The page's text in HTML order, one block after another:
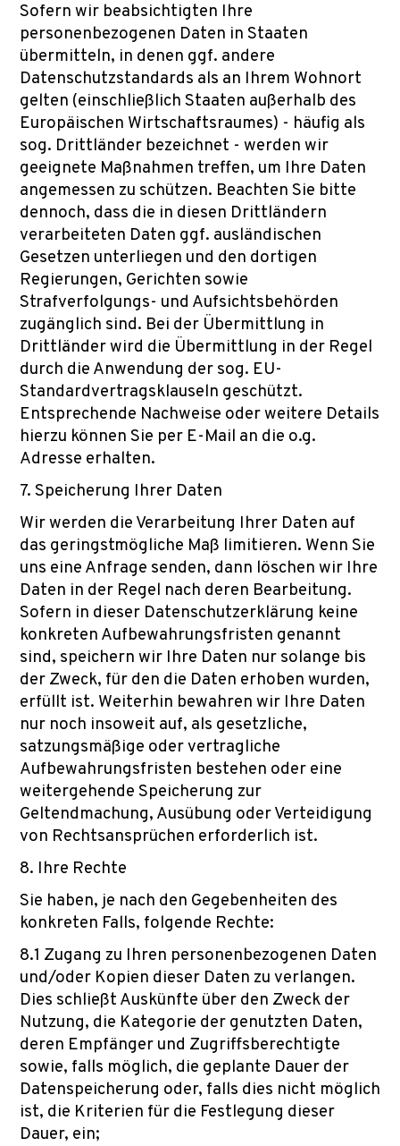
Sofern wir beabsichtigten Ihre
personenbezogenen Daten in Staaten
übermitteln, in denen ggf. andere
Datenschutzstandards als an Ihrem Wohnort
gelten (einschließlich Staaten außerhalb des
Europäischen Wirtschaftsraumes) - häufig als
sog. Drittländer bezeichnet - werden wir
geeignete Maßnahmen treffen, um Ihre Daten
angemessen zu schützen. Beachten Sie bitte
dennoch, dass die in diesen Drittländern
verarbeiteten Daten ggf. ausländischen
Gesetzen unterliegen und den dortigen
Regierungen, Gerichten sowie
Strafverfolgungs- und Aufsichtsbehörden
zugänglich sind. Bei der Übermittlung in
Drittländer wird die Übermittlung in der Regel
durch die Anwendung der sog. EU-
Standardvertragsklauseln geschützt.
Entsprechende Nachweise oder weitere Details
hierzu können Sie per E-Mail an die o.g.
Adresse erhalten.
7. Speicherung Ihrer Daten
Wir werden die Verarbeitung Ihrer Daten auf
das geringstmögliche Maß limitieren. Wenn Sie
uns eine Anfrage senden, dann löschen wir Ihre
Daten in der Regel nach deren Bearbeitung.
Sofern in dieser Datenschutzerklärung keine
konkreten Aufbewahrungsfristen genannt
sind, speichern wir Ihre Daten nur solange bis
der Zweck, für den die Daten erhoben wurden,
erfüllt ist. Weiterhin bewahren wir Ihre Daten
nur noch insoweit auf, als gesetzliche,
satzungsmäßige oder vertragliche
Aufbewahrungsfristen bestehen oder eine
weitergehende Speicherung zur
Geltendmachung, Ausübung oder Verteidigung
von Rechtsansprüchen erforderlich ist.
8. Ihre Rechte
Sie haben, je nach den Gegebenheiten des
konkreten Falls, folgende Rechte:
8.1 Zugang zu Ihren personenbezogenen Daten
und/oder Kopien dieser Daten zu verlangen.
Dies schließt Auskünfte über den Zweck der
Nutzung, die Kategorie der genutzten Daten,
deren Empfänger und Zugriffsberechtigte
sowie, falls möglich, die geplante Dauer der
Datenspeicherung oder, falls dies nicht möglich
ist, die Kriterien für die Festlegung dieser
Dauer, ein;